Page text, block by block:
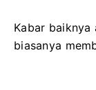
Kabar
biasanya